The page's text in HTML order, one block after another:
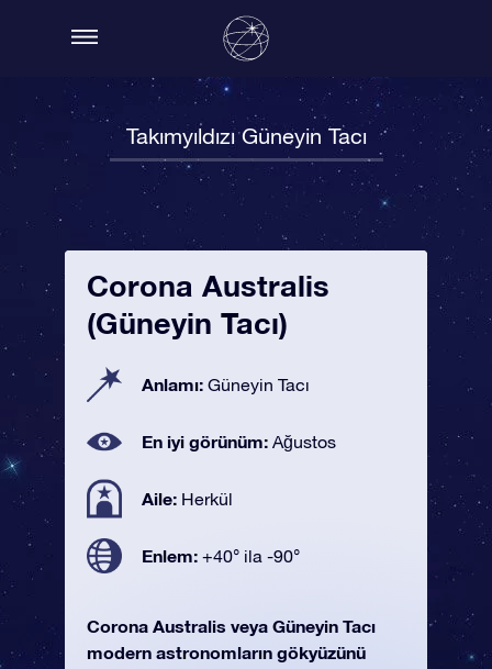
Takımyıldızı Güneyin Tacı
Corona Australis
(Güneyin Tacı)
Anlamı: Güneyin Tacı
En iyi görünüm: Ağustos
Aile: Herkül
Enlem: +40° ila -90°
Corona Australis veya Güneyin Tacı
modern astronomların gökyüzünü